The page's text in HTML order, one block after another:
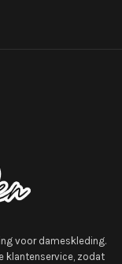
voor dameskleding.
klantenservice, zodat